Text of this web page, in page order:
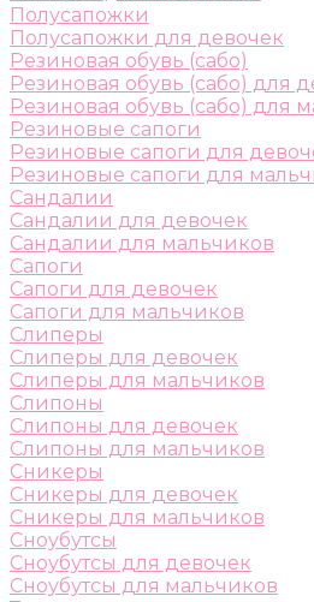
Полусапожки
Полусапожки для девочек
Резиновая обувь (сабо)
Резиновая обувь (сабо) для
Резиновая обувь (сабо) для
Резиновые сапоги
Резиновые сапоги для
Резиновые сапоги для
Сандалии
Сандалии для девочек
Сандалии для мальчиков
Сапоги
Сапоги для девочек
Сапоги для мальчиков
Слиперы
Слиперы для девочек
Слиперы для мальчиков
Слипоны
Слипоны для девочек
Слипоны для мальчиков
Сникеры
Сникеры для девочек
Сникеры для мальчиков
Сноубутсы
Сноубутсы для девочек
Сноубутсы для мальчиков